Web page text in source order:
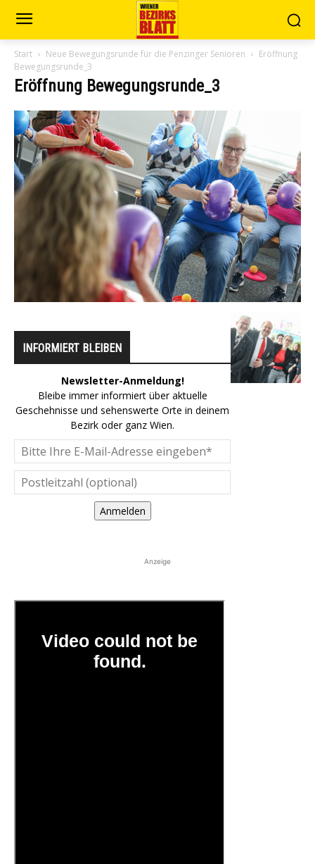
Start Neue Bewegungsrunde für die Penzinger Senioren
Eröffnung
Bewegungsrunde_3
Eröffnung Bewegungsrunde_3
INFORMIERT BLEIBEN
Newsletter-Anmeldung!
Bleibe immer informiert über aktuelle
Geschehnisse und sehenswerte Orte in deinem
Bezirk oder ganz Wien.
Anmelden
Anzeige